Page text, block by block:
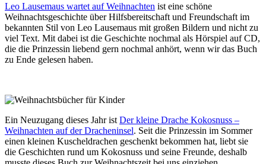
Leo Lausemaus wartet auf Weihnachten ist eine schöne
Weihnachtsgeschichte über Hilfsbereitschaft und Freundschaft im
bekannten Stil von Leo Lausemaus mit großen Bildern und nicht zu
viel Text. Mit dabei ist die Geschichte nochmal als Hörspiel auf CD,
die die Prinzessin liebend gern nochmal anhört, wenn wir das Buch
zu Ende gelesen haben.
Ein Neuzugang dieses Jahr ist Der kleine Drache Kokosnuss –
Weihnachten auf der Dracheninsel. Seit die Prinzessin im Sommer
einen kleinen Kuscheldrachen geschenkt bekommen hat, liebt sie
die Geschichten rund um Kokosnuss und seine Freunde, deshalb